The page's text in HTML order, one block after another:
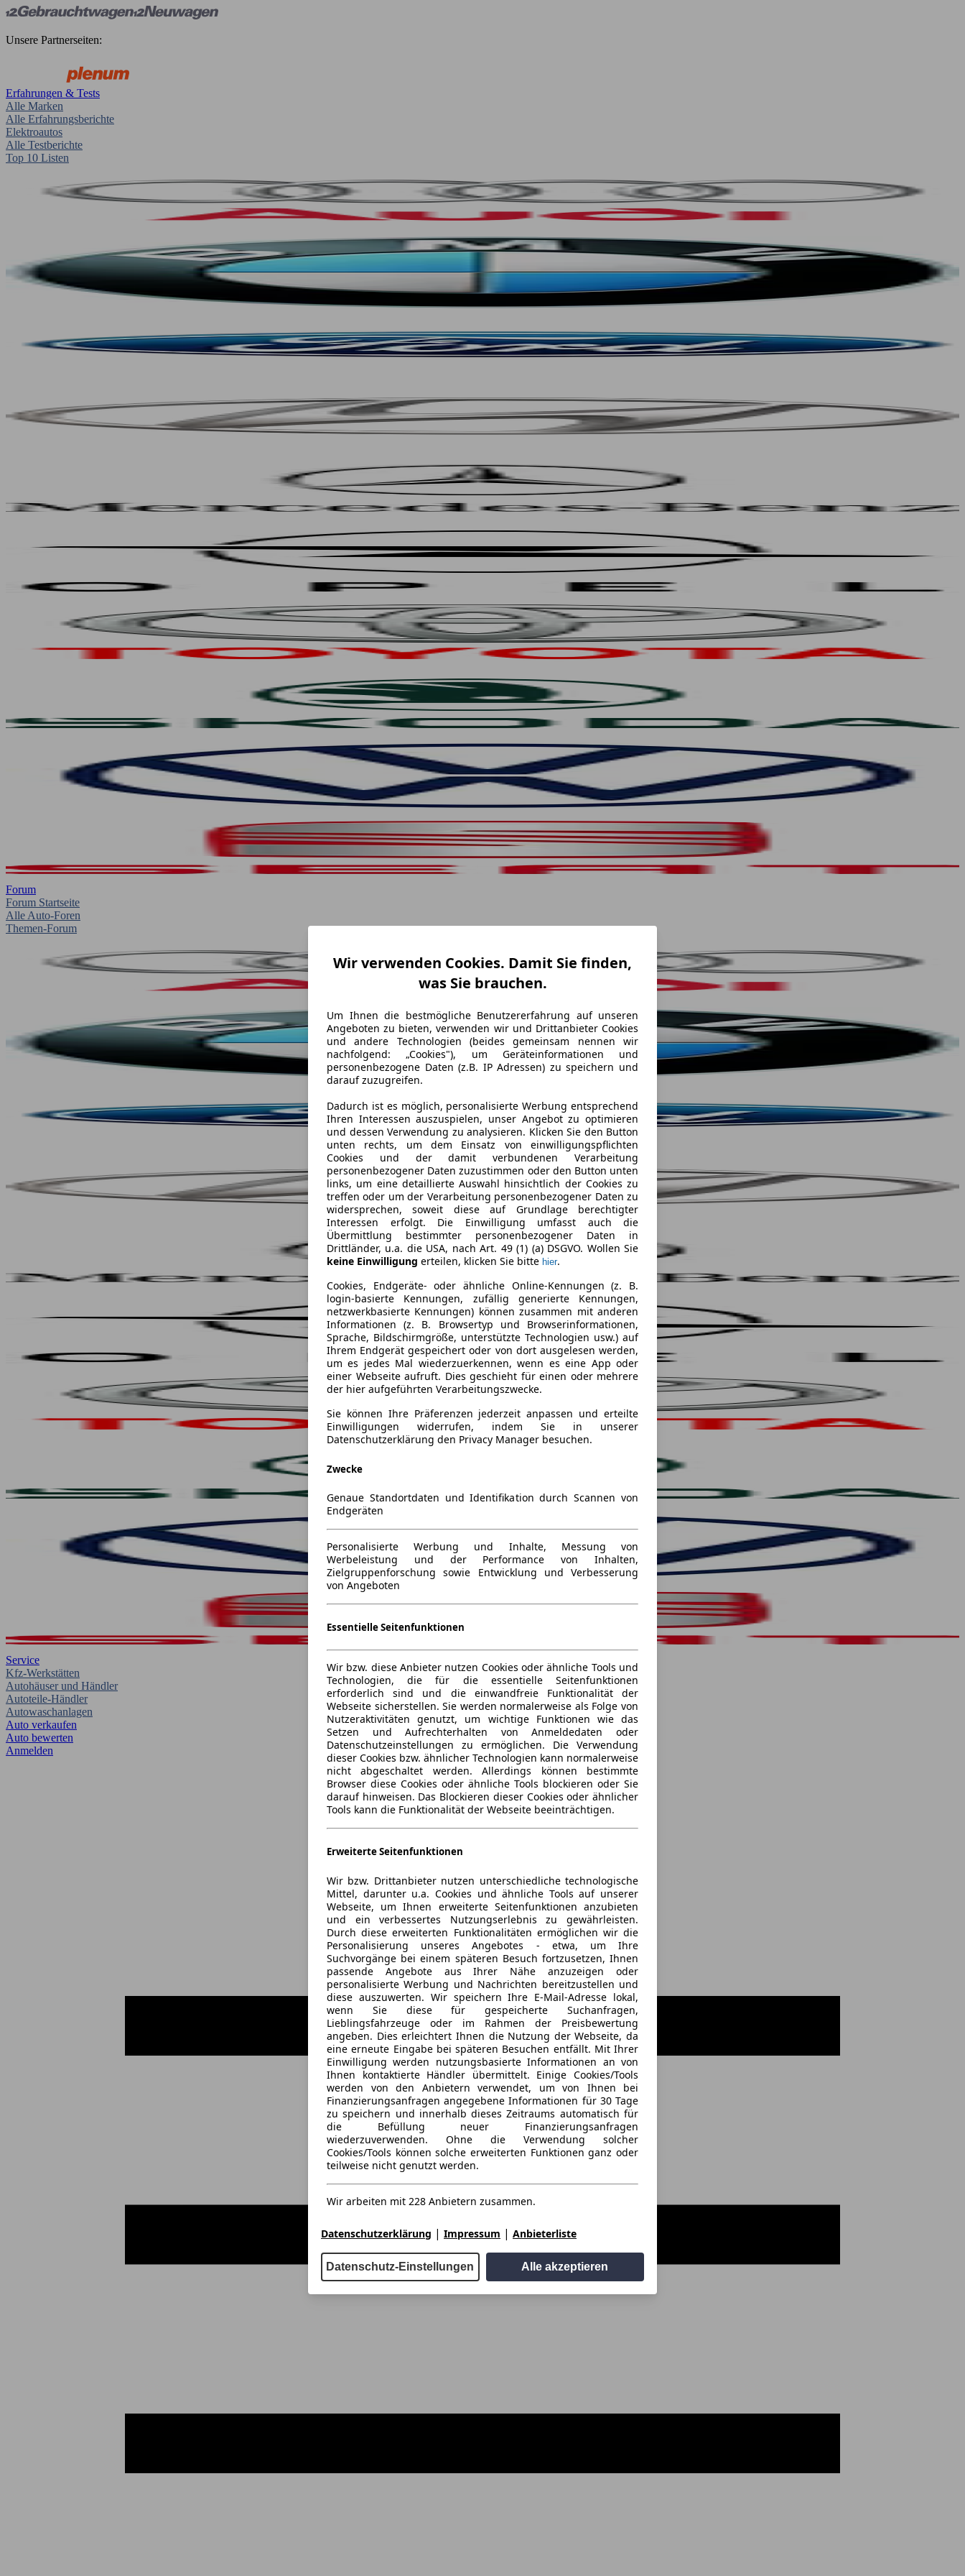
Unsere Partnerseiten:
Erfahrungen & Tests
Alle Marken
Alle Erfahrungsberichte
Elektroautos
Alle Testberichte
Top 10 Listen
Forum
Forum Startseite
Alle Auto-Foren
Themen-Forum
Service
Kfz-Werkstätten
Autohäuser und Händler
Autoteile-Händler
Autowaschanlagen
Auto verkaufen
Auto bewerten
Anmelden
Wir verwenden Cookies. Damit Sie finden,
was Sie brauchen.
Um Ihnen die bestmögliche Benutzererfahrung auf unseren
Angeboten zu bieten, verwenden wir und Drittanbieter Cookies
und andere Technologien (beides gemeinsam nennen wir
nachfolgend: „Cookies"), um Geräteinformationen und
personenbezogene Daten (z.B. IP Adressen) zu speichern und
darauf zuzugreifen.
Dadurch ist es möglich, personalisierte Werbung entsprechend
Ihren Interessen auszuspielen, unser Angebot zu optimieren
und dessen Verwendung zu analysieren. Klicken Sie den Button
unten rechts, um dem Einsatz von einwilligungspflichten
Cookies und der damit verbundenen Verarbeitung
personenbezogener Daten zuzustimmen oder den Button unten
links, um eine detaillierte Auswahl hinsichtlich der Cookies zu
treffen oder um der Verarbeitung personenbezogener Daten zu
widersprechen, soweit diese auf Grundlage berechtigter
Interessen erfolgt. Die Einwilligung umfasst auch die
Übermittlung bestimmter personenbezogener Daten in
Drittländer, u.a. die USA, nach Art. 49 (1) (a) DSGVO. Wollen Sie
keine Einwilligung erteilen, klicken Sie bitte hier.
Cookies, Endgeräte- oder ähnliche Online-Kennungen (z. B.
login-basierte Kennungen, zufällig generierte Kennungen,
netzwerkbasierte Kennungen) können zusammen mit anderen
Informationen (z. B. Browsertyp und Browserinformationen,
Sprache, Bildschirmgröße, unterstützte Technologien usw.) auf
Ihrem Endgerät gespeichert oder von dort ausgelesen werden,
um es jedes Mal wiederzuerkennen, wenn es eine App oder
einer Webseite aufruft. Dies geschieht für einen oder mehrere
der hier aufgeführten Verarbeitungszwecke.
Sie können Ihre Präferenzen jederzeit anpassen und erteilte
Einwilligungen widerrufen, indem Sie in unserer
Datenschutzerklärung den Privacy Manager besuchen.
Zwecke
Genaue Standortdaten und Identifikation durch Scannen von
Endgeräten
Personalisierte Werbung und Inhalte, Messung von
Werbeleistung und der Performance von Inhalten,
Zielgruppenforschung sowie Entwicklung und Verbesserung
von Angeboten
Essentielle Seitenfunktionen
Wir bzw. diese Anbieter nutzen Cookies oder ähnliche Tools und
Technologien, die für die essentielle Seitenfunktionen
erforderlich sind und die einwandfreie Funktionalität der
Webseite sicherstellen. Sie werden normalerweise als Folge von
Nutzeraktivitäten genutzt, um wichtige Funktionen wie das
Setzen und Aufrechterhalten von Anmeldedaten oder
Datenschutzeinstellungen zu ermöglichen. Die Verwendung
dieser Cookies bzw. ähnlicher Technologien kann normalerweise
nicht abgeschaltet werden. Allerdings können bestimmte
Browser diese Cookies oder ähnliche Tools blockieren oder Sie
darauf hinweisen. Das Blockieren dieser Cookies oder ähnlicher
Tools kann die Funktionalität der Webseite beeinträchtigen.
Erweiterte Seitenfunktionen
Wir bzw. Drittanbieter nutzen unterschiedliche technologische
Mittel, darunter u.a. Cookies und ähnliche Tools auf unserer
Webseite, um Ihnen erweiterte Seitenfunktionen anzubieten
und ein verbessertes Nutzungserlebnis zu gewährleisten.
Durch diese erweiterten Funktionalitäten ermöglichen wir die
Personalisierung unseres Angebotes - etwa, um Ihre
Suchvorgänge bei einem späteren Besuch fortzusetzen, Ihnen
passende Angebote aus Ihrer Nähe anzuzeigen oder
personalisierte Werbung und Nachrichten bereitzustellen und
diese auszuwerten. Wir speichern Ihre E-Mail-Adresse lokal,
wenn Sie diese für gespeicherte Suchanfragen,
Lieblingsfahrzeuge oder im Rahmen der Preisbewertung
angeben. Dies erleichtert Ihnen die Nutzung der Webseite, da
eine erneute Eingabe bei späteren Besuchen entfällt. Mit Ihrer
Einwilligung werden nutzungsbasierte Informationen an von
Ihnen kontaktierte Händler übermittelt. Einige Cookies/Tools
werden von den Anbietern verwendet, um von Ihnen bei
Finanzierungsanfragen angegebene Informationen für 30 Tage
zu speichern und innerhalb dieses Zeitraums automatisch für
die Befüllung neuer Finanzierungsanfragen
wiederzuverwenden. Ohne die Verwendung solcher
Cookies/Tools können solche erweiterten Funktionen ganz oder
teilweise nicht genutzt werden.
Wir arbeiten mit 228 Anbietern zusammen.
Datenschutzerklärung | Impressum | Anbieterliste
Datenschutz-Einstellungen Alle akzeptieren